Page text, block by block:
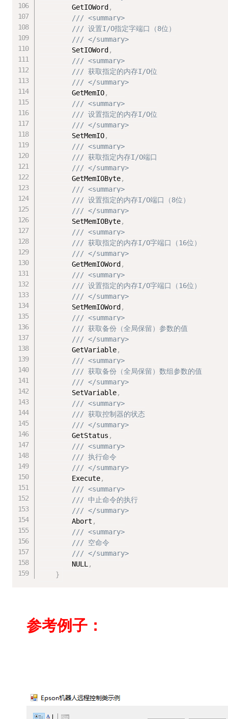
        GetIOWord
,
/// <summary>
/// 设置I/O指定字端口（8位）
/// </summary>
        SetIOWord
,
/// <summary>
/// 获取指定的内存I/O位
/// </summary>
        GetMemIO
,
/// <summary>
/// 设置指定的内存I/O位
/// </summary>
        SetMemIO
,
/// <summary>
/// 获取指定内存I/O端口
/// </summary>
        GetMemIOByte
,
/// <summary>
/// 设置指定的内存I/O端口（8位）
/// </summary>
        SetMemIOByte
,
/// <summary>
/// 获取指定的内存I/O字端口（16位）
/// </summary>
        GetMemIOWord
,
/// <summary>
/// 设置指定的内存I/O字端口（16位）
/// </summary>
        SetMemIOWord
,
/// <summary>
/// 获取备份（全局保留）参数的值
/// </summary>
        GetVariable
,
/// <summary>
/// 获取备份（全局保留）数组参数的值
/// </summary>
        SetVariable
,
/// <summary>
/// 获取控制器的状态
/// </summary>
        GetStatus
,
/// <summary>
/// 执行命令
/// </summary>
        Execute
,
/// <summary>
/// 中止命令的执行
/// </summary>
        Abort
,
/// <summary>
/// 空命令
/// </summary>
        NULL
,
}
参考例子：